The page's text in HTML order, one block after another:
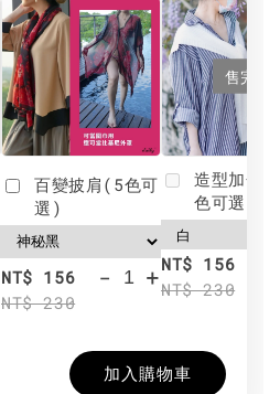
百變披肩(5色可
選)
NT$ 156
NT$ 230
- +
售完
造型加分
色可選)
NT$ 156
NT$ 230
加入購物車